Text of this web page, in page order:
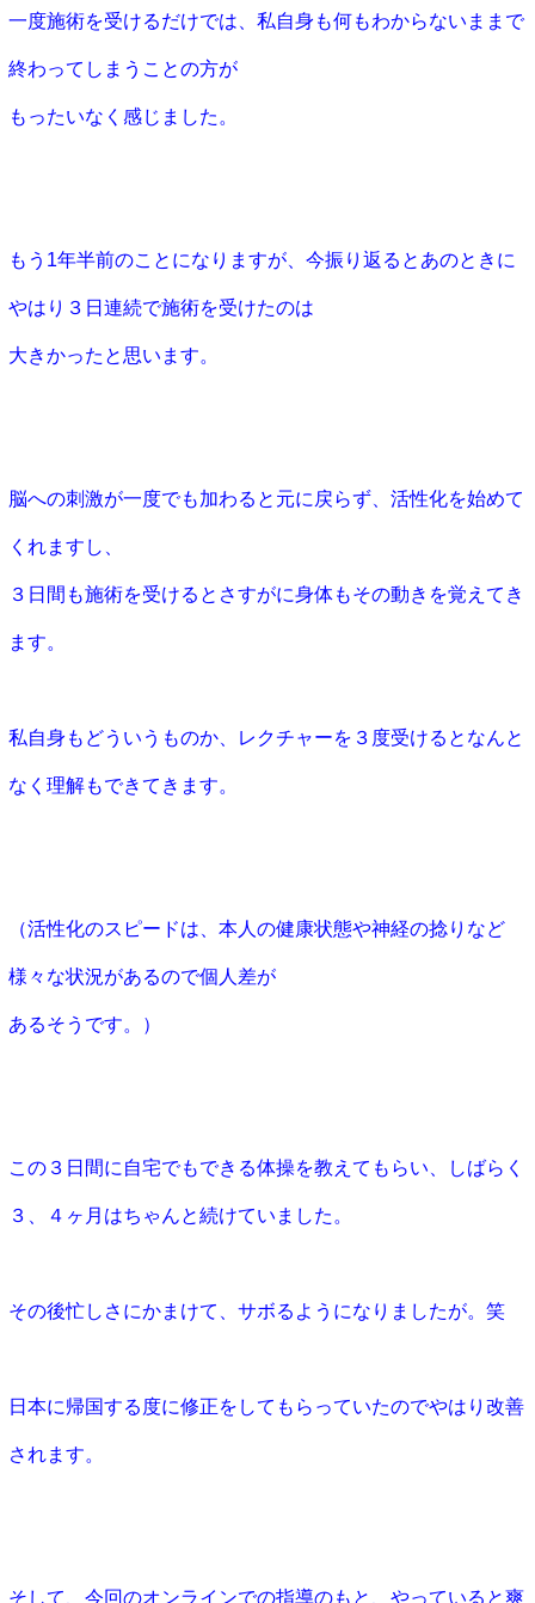
一度施術を受けるだけでは、私自身も何もわからないままで
終わってしまうことの方が
もったいなく感じました。
もう1年半前のことになりますが、今振り返るとあのときに
やはり３日連続で施術を受けたのは
大きかったと思います。
脳への刺激が一度でも加わると元に戻らず、活性化を始めて
くれますし、
３日間も施術を受けるとさすがに身体もその動きを覚えてき
ます。
私自身もどういうものか、レクチャーを３度受けるとなんと
なく理解もできてきます。
（活性化のスピードは、本人の健康状態や神経の捻りなど
様々な状況があるので個人差が
あるそうです。）
この３日間に自宅でもできる体操を教えてもらい、しばらく
３、４ヶ月はちゃんと続けていました。
その後忙しさにかまけて、サボるようになりましたが。笑
日本に帰国する度に修正をしてもらっていたのでやはり改善
されます。
そして、今回のオンラインでの指導のもと、やっていると爽